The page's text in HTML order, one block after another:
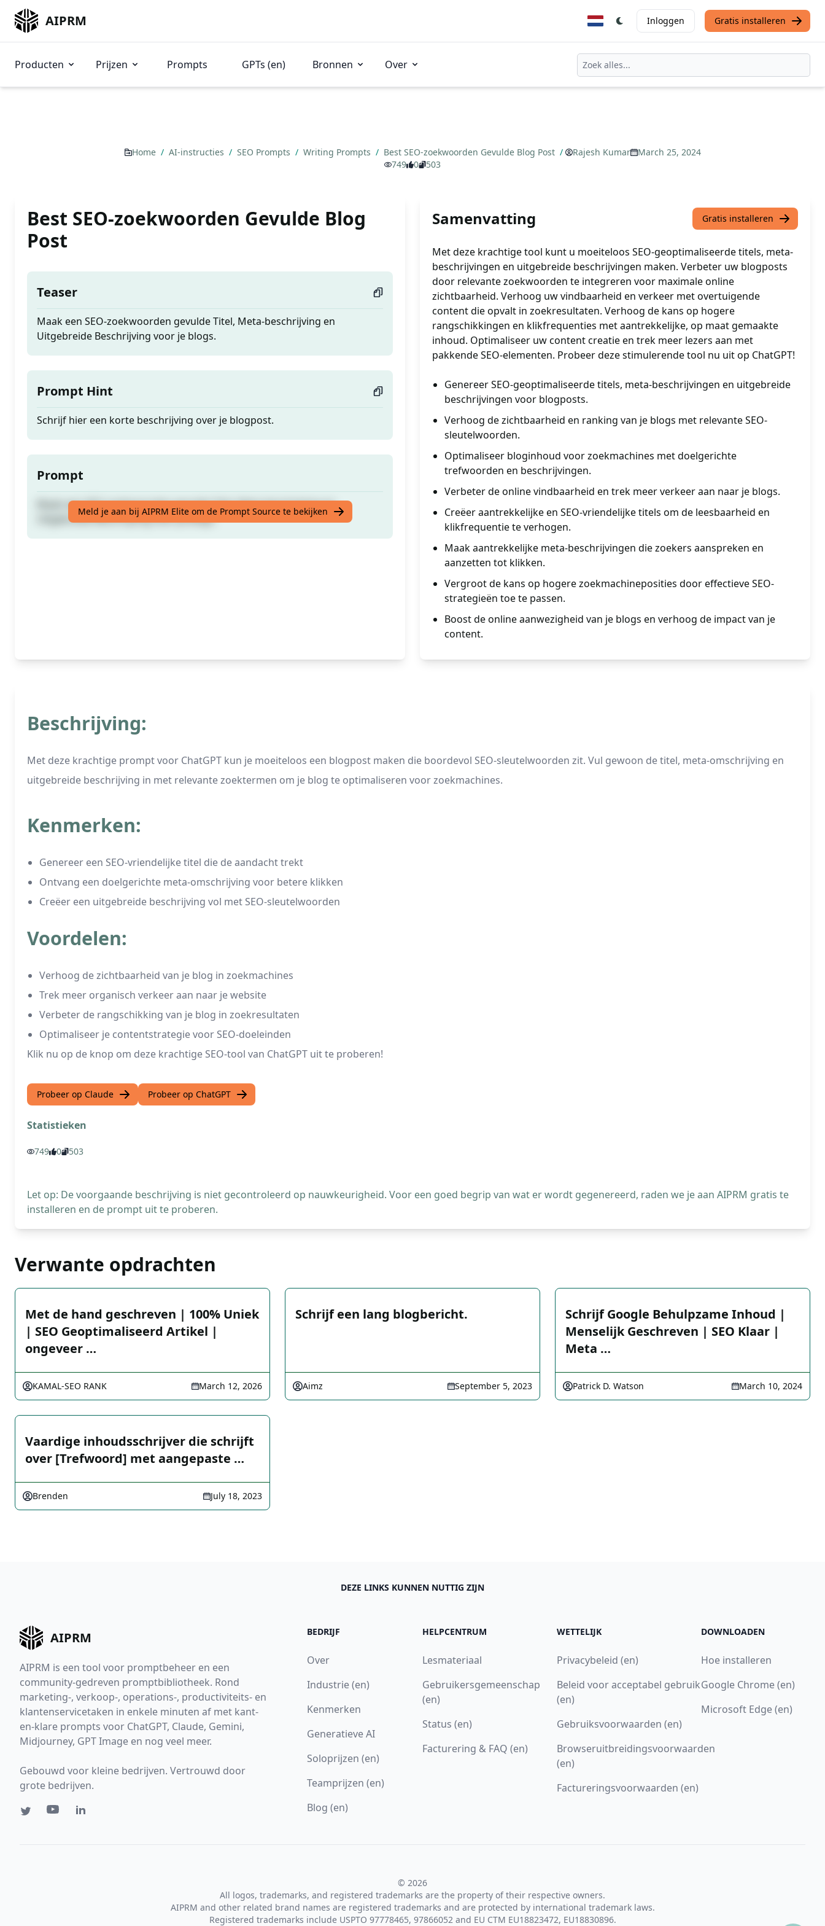
AIPRM Inloggen Gratis installeren
Producten Prijzen Prompts GPTs (en) Bronnen Over
Home / AI-instructies / SEO Prompts / Writing Prompts / Best SEO-zoekwoorden Gevulde Blog Post / Rajesh Kumar
March 25, 2024
749
0 503
Best SEO-zoekwoorden Gevulde Blog
Post
Teaser
Maak een SEO-zoekwoorden gevulde Titel, Meta-beschrijving en
Uitgebreide Beschrijving voor je blogs.
Prompt Hint
Schrijf hier een korte beschrijving over je blogpost.
Prompt
Maak een SEO-zoekwoorden gevulde Titel, Meta-beschrijving en
Uitgebreide Beschrijving voor je blogs.
Meld je aan bij AIPRM Elite om de Prompt Source te bekijken
Samenvatting Gratis installeren
Met deze krachtige tool kunt u moeiteloos SEO-geoptimaliseerde titels, meta-
beschrijvingen en uitgebreide beschrijvingen maken. Verbeter uw blogposts
door relevante zoekwoorden te integreren voor maximale online
zichtbaarheid. Verhoog uw vindbaarheid en verkeer met overtuigende
content die opvalt in zoekresultaten. Verhoog de kans op hogere
rangschikkingen en klikfrequenties met aantrekkelijke, op maat gemaakte
inhoud. Optimaliseer uw content creatie en trek meer lezers aan met
pakkende SEO-elementen. Probeer deze stimulerende tool nu uit op ChatGPT!
Genereer SEO-geoptimaliseerde titels, meta-beschrijvingen en uitgebreide
beschrijvingen voor blogposts.
Verhoog de zichtbaarheid en ranking van je blogs met relevante SEO-
sleutelwoorden.
Optimaliseer bloginhoud voor zoekmachines met doelgerichte
trefwoorden en beschrijvingen.
Verbeter de online vindbaarheid en trek meer verkeer aan naar je blogs.
Creëer aantrekkelijke en SEO-vriendelijke titels om de leesbaarheid en
klikfrequentie te verhogen.
Maak aantrekkelijke meta-beschrijvingen die zoekers aanspreken en
aanzetten tot klikken.
Vergroot de kans op hogere zoekmachineposities door effectieve SEO-
strategieën toe te passen.
Boost de online aanwezigheid van je blogs en verhoog de impact van je
content.
Beschrijving:
Met deze krachtige prompt voor ChatGPT kun je moeiteloos een blogpost maken die boordevol SEO-sleutelwoorden zit. Vul gewoon de titel, meta-omschrijving en
uitgebreide beschrijving in met relevante zoektermen om je blog te optimaliseren voor zoekmachines.
Kenmerken:
Genereer een SEO-vriendelijke titel die de aandacht trekt
Ontvang een doelgerichte meta-omschrijving voor betere klikken
Creëer een uitgebreide beschrijving vol met SEO-sleutelwoorden
Voordelen:
Verhoog de zichtbaarheid van je blog in zoekmachines
Trek meer organisch verkeer aan naar je website
Verbeter de rangschikking van je blog in zoekresultaten
Optimaliseer je contentstrategie voor SEO-doeleinden
Klik nu op de knop om deze krachtige SEO-tool van ChatGPT uit te proberen!
Probeer op Claude Probeer op ChatGPT
Statistieken
749 0 503
Let op: De voorgaande beschrijving is niet gecontroleerd op nauwkeurigheid. Voor een goed begrip van wat er wordt gegenereerd, raden we je aan AIPRM gratis te
installeren en de prompt uit te proberen.
Verwante opdrachten
Met de hand geschreven | 100% Uniek
| SEO Geoptimaliseerd Artikel |
ongeveer …
KAMAL-SEO RANK March 12, 2026
Schrijf een lang blogbericht.
Aimz September 5, 2023
Schrijf Google Behulpzame Inhoud |
Menselijk Geschreven | SEO Klaar |
Meta …
Patrick D. Watson March 10, 2024
Vaardige inhoudsschrijver die schrijft
over [Trefwoord] met aangepaste …
Brenden July 18, 2023
DEZE LINKS KUNNEN NUTTIG ZIJN
AIPRM
AIPRM is een tool voor promptbeheer en een
community-gedreven promptbibliotheek. Rond
marketing-, verkoop-, operations-, productiviteits- en
klantenservicetaken in enkele minuten af met kant-
en-klare prompts voor ChatGPT, Claude, Gemini,
Midjourney, GPT Image en nog veel meer.
Gebouwd voor kleine bedrijven. Vertrouwd door
grote bedrijven.
BEDRIJF
Over
Industrie (en)
Kenmerken
Generatieve AI
Soloprijzen (en)
Teamprijzen (en)
Blog (en)
HELPCENTRUM
Lesmateriaal
Gebruikersgemeenschap
(en)
Status (en)
Facturering & FAQ (en)
WETTELIJK
Privacybeleid (en)
Beleid voor acceptabel gebruik
(en)
Gebruiksvoorwaarden (en)
Browseruitbreidingsvoorwaarden
(en)
Factureringsvoorwaarden (en)
DOWNLOADEN
Hoe installeren
Google Chrome (en)
Microsoft Edge (en)
© 2026
All logos, trademarks, and registered trademarks are the property of their respective owners.
AIPRM and other related brand names are registered trademarks and are protected by international trademark laws.
Registered trademarks include USPTO 97778465, 97866052 and EU CTM EU18823472, EU18830896.